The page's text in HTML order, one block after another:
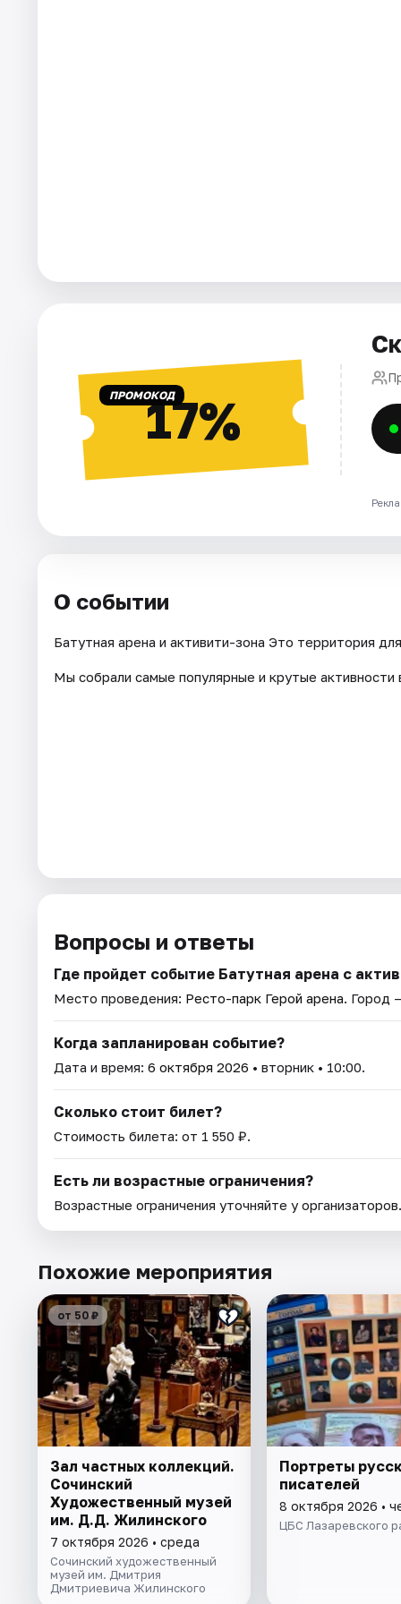
ПРОМОКОД17%
О событии
Батутная арена и активити-зона Это территория
Мы собрали самые популярные и крутые активности
Вопросы и ответы
Где пройдет событие Батутная арена с
Место проведения: Ресто-парк Герой арена. Город
Когда запланирован событие?
Дата и время: 6 октября 2026 • вторник • 10:00.
Сколько стоит билет?
Стоимость билета: от 1 550 ₽.
Есть ли возрастные ограничения?
Возрастные ограничения уточняйте у организаторов.
Похожие мероприятия
от 50 ₽
Зал частных коллекций.
Сочинский
Художественный музей
им. Д.Д. Жилинского
7 октября 2026 • среда
Сочинский художественный
музей им. Дмитрия
Дмитриевича Жилинского
Портреты
писателей
8 октября 2026 •
ЦБС Лазаревского